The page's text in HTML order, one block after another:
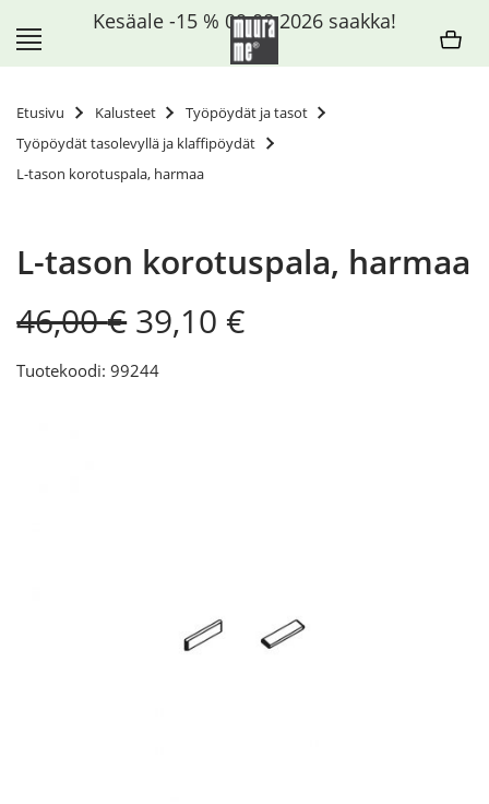
sisältöön
Etusivu Kalusteet
Työpöydät ja tasot
Työpöydät tasolevyllä ja klaffipöydät
L-tason korotuspala, harmaa
L-tason korotuspala, harmaa
46,00€ Original
price
was:
46,00 €.
39,10 €
Tuotekoodi: 99244
Kesäale -15 % 09.08.2026 saakka!